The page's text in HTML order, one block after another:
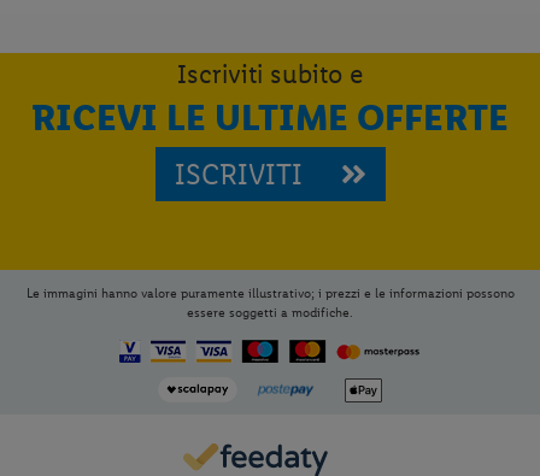
Iscriviti subito e
RICEVI LE ULTIME OFFERTE
ISCRIVITI
Le immagini hanno valore puramente illustrativo; i prezzi e le informazioni possono
essere soggetti a modifiche.